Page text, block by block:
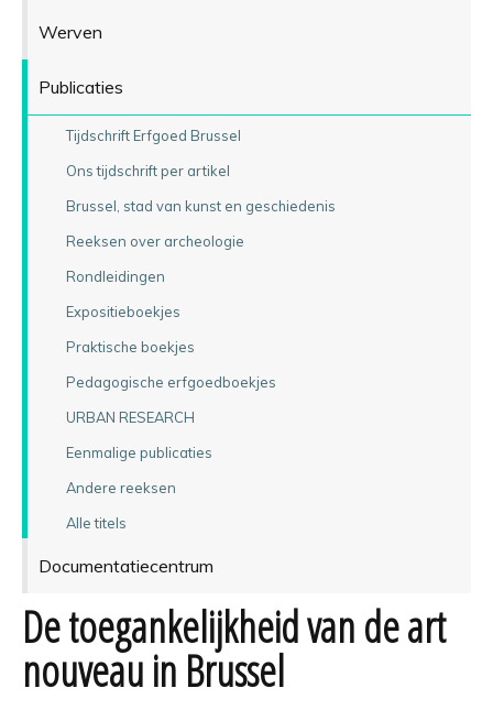
Werven
Publicaties
Tijdschrift Erfgoed Brussel
Ons tijdschrift per artikel
Brussel, stad van kunst en geschiedenis
Reeksen over archeologie
Rondleidingen
Expositieboekjes
Praktische boekjes
Pedagogische erfgoedboekjes
URBAN RESEARCH
Eenmalige publicaties
Andere reeksen
Alle titels
Documentatiecentrum
De toegankelijkheid van de art
nouveau in Brussel